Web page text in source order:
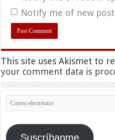
Notify me of new
This site uses Akismet to
your comment data is
Correo
electrónico
Suscríbanme